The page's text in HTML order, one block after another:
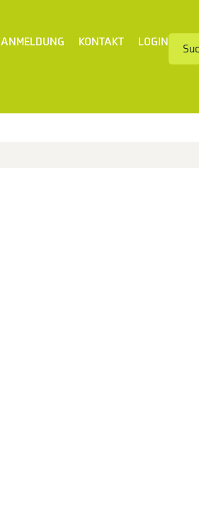
ANMELDUNG KONTAKT LOGIN